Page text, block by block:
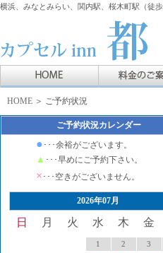
横浜、みなとみらい、関内駅、桜木町駅（徒
HOME ＞ ご予約状況
ご予約状況カレンダー
● ･･･余裕がございます。
▲ ･･･早めにご予約下さい。
× ･･･空きがございません。
2026年07月
日 月 火 水 木 金
1 2 3